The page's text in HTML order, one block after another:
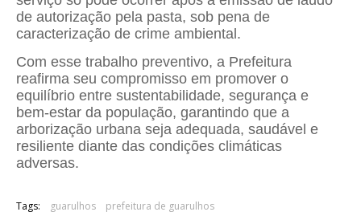
de autorização pela pasta, sob pena de
caracterização de crime ambiental.
Com esse trabalho preventivo, a Prefeitura
reafirma seu compromisso em promover o
equilíbrio entre sustentabilidade, segurança e
bem-estar da população, garantindo que a
arborização urbana seja adequada, saudável e
resiliente diante das condições climáticas
adversas.
Tags: guarulhos prefeitura de guarulhos